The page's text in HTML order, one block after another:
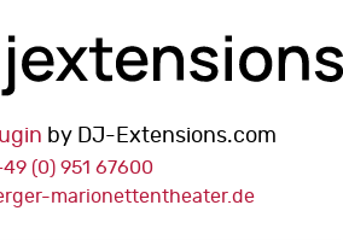
by DJ-Extensions.com
(0) 951 67600
marionettentheater.de